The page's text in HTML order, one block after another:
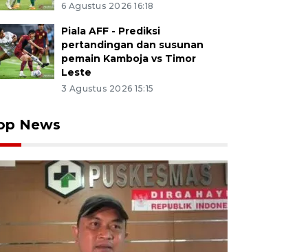
6 Agustus 2026 16:18
Piala AFF - Prediksi
pertandingan dan susunan
pemain Kamboja vs Timor
Leste
3 Agustus 2026 15:15
News